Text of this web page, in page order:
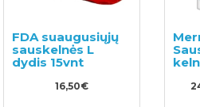
FDA suaugusiųjų
sauskelnės L
dydis 15vnt
16,50€